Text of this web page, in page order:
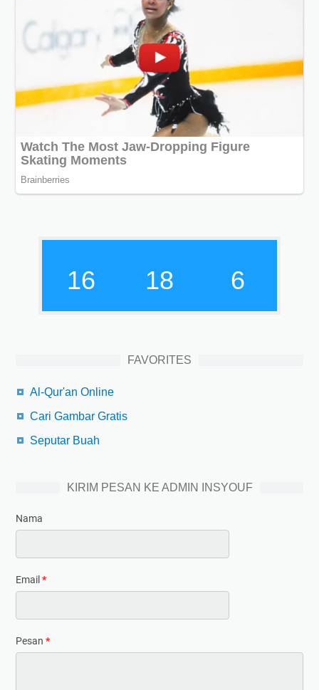
16 18 7
FAVORITES
Al-Qur'an Online
Cari Gambar Gratis
Seputar Buah
KIRIM PESAN KE ADMIN INSYOUF
Nama
Email *
Pesan *